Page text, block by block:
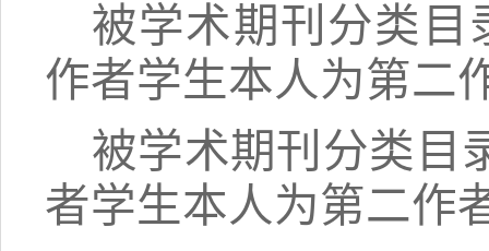
被学术期刊分类目
作者学生本人为第二
被学术期刊分类目
者学生本人为第二作